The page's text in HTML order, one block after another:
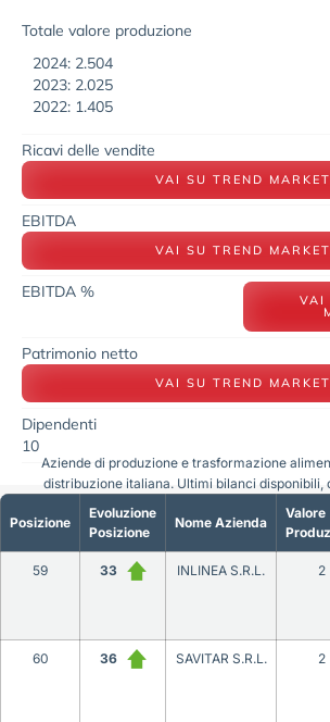
Totale valore produzione
2024: 2.504
2023: 2.025
2022: 1.405
Ricavi delle vendite
VAI SU TREND MARKET
EBITDA
VAI SU TREND MARKET
EBITDA % VAI
Patrimonio netto
VAI SU TREND MARKET
Dipendenti
10
Posizione
Evoluzione
Posizione
Nome Azienda
Valore
59 33 INLINEA S.R.L. 2
60 36 SAVITAR S.R.L. 2
Aziende di produzione e trasformazione
distribuzione italiana. Ultimi bilanci disponibili,